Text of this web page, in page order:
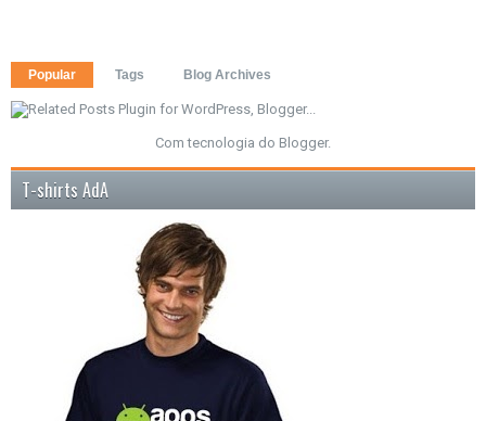
Popular Tags Blog Archives
Com tecnologia do Blogger.
T-shirts AdA